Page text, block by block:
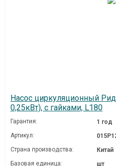
Насос циркуляционный
0,25кВт), с гайками, L180
Гарантия:
1 год
Артикул:
Страна производства:
Китай
Базовая единица:
шт